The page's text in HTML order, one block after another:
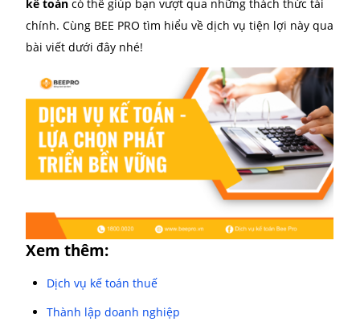
doanh nghiệp tối ưu hóa chi phí và cải thiện khả
quyết định. Hơn nữa, việc chọn đúng loại hìnhdịch
chính. Cùng BEE PRO tìm hiểu về dịch vụ tiện lợi
bài viết dưới đây nhé!